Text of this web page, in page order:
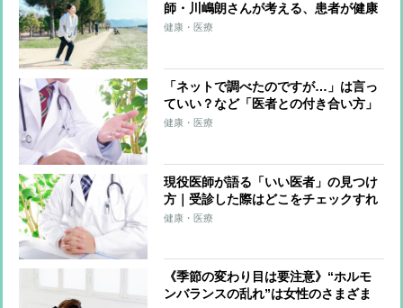
師・川嶋朗さんが考える、患者が健康
のためにすべきこと
健康・医療
「ネットで調べたのですが…」は言っ
ていい？など「医者との付き合い方」
を現役医師が解説
健康・医療
現役医師が語る「いい医者」の見つけ
方｜受診した際はどこをチェックすれ
ばいい？
健康・医療
《季節の変わり目は要注意》“ホルモ
ンバランスの乱れ”は女性のさまざま